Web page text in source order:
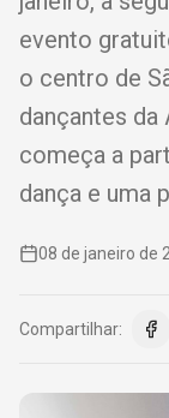
evento
o centro de
dançantes da
começa a
dança e uma
08 de janeiro de
Compartilhar: